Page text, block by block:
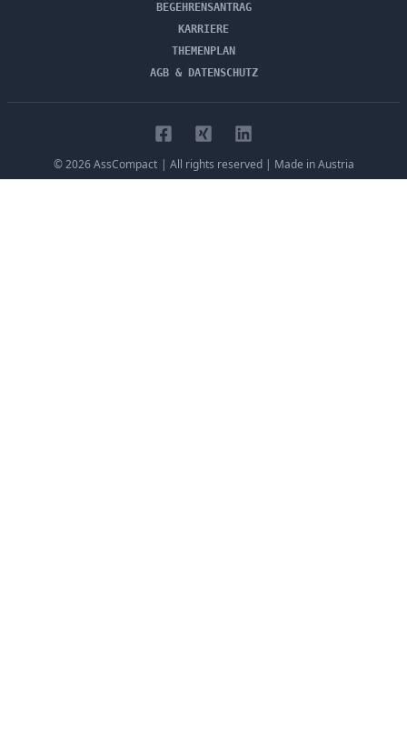
BEGEHRENSANTRAG
KARRIERE
THEMENPLAN
AGB & DATENSCHUTZ
©2026 AssCompact | All rights reserved | Made in Austria